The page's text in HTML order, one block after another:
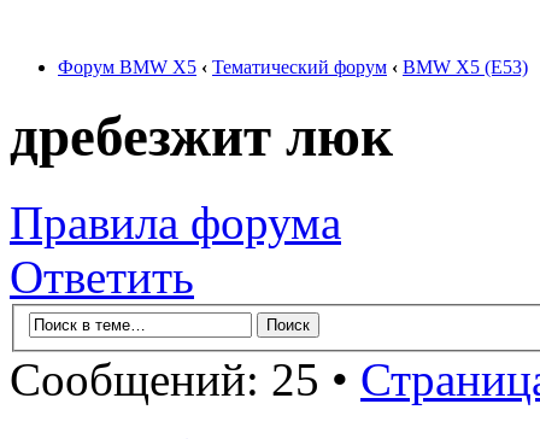
Форум BMW X5 ‹ Тематический форум ‹ BMW X5 (E53)
дребезжит люк
Правила форума
Ответить
Сообщений: 25 •